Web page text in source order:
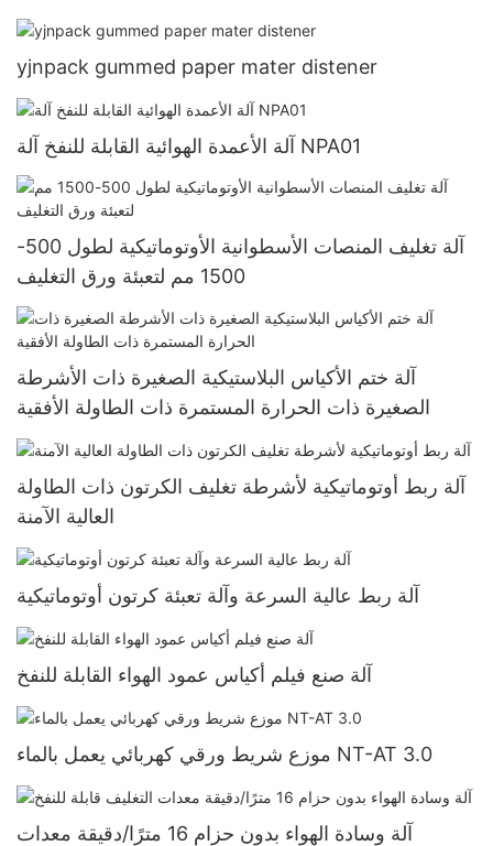
yjnpack gummed paper mater distener
آلة الأعمدة الهوائية القابلة للنفخ آلة NPA01
آلة تغليف المنصات الأسطوانية الأوتوماتيكية لطول 500-
1500 مم لتعبئة ورق التغليف
آلة ختم الأكياس البلاستيكية الصغيرة ذات الأشرطة
الصغيرة ذات الحرارة المستمرة ذات الطاولة الأفقية
آلة ربط أوتوماتيكية لأشرطة تغليف الكرتون ذات الطاولة
العالية الآمنة
آلة ربط عالية السرعة وآلة تعبئة كرتون أوتوماتيكية
آلة صنع فيلم أكياس عمود الهواء القابلة للنفخ
موزع شريط ورقي كهربائي يعمل بالماء NT-AT 3.0
آلة وسادة الهواء بدون حزام 16 مترًا/دقيقة معدات